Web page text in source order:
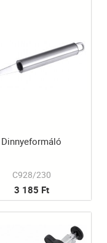
Dinnyeformáló
C928/230
3 185 Ft